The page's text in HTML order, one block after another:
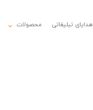
هدایای تبلیغاتی محصولات